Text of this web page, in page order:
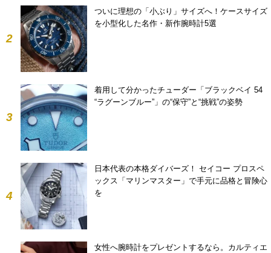
2
ついに理想の「小ぶり」サイズへ！ケースサイズ
を小型化した名作・新作腕時計5選
3
着用して分かったチューダー「ブラックベイ 54
“ラグーンブルー”」の“保守”と“挑戦”の姿勢
4
日本代表の本格ダイバーズ！ セイコー プロスペ
ックス「マリンマスター」で手元に品格と冒険心
を
女性へ腕時計をプレゼントするなら。カルティエ